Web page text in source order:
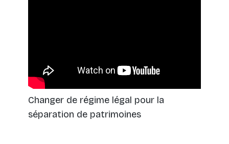
Changer de régime légal pour la
séparation de patrimoines